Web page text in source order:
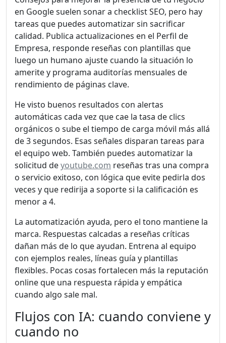
en Google suelen sonar a checklist SEO, pero hay
tareas que puedes automatizar sin sacrificar
calidad. Publica actualizaciones en el Perfil de
Empresa, responde reseñas con plantillas que
luego un humano ajuste cuando la situación lo
amerite y programa auditorías mensuales de
rendimiento de páginas clave.
He visto buenos resultados con alertas
automáticas cada vez que cae la tasa de clics
orgánicos o sube el tiempo de carga móvil más allá
de 3 segundos. Esas señales disparan tareas para
el equipo web. También puedes automatizar la
solicitud deyoutube.com reseñas tras una compra
o servicio exitoso, con lógica que evite pedirla dos
veces y que redirija a soporte si la calificación es
menor a 4.
La automatización ayuda, pero el tono mantiene la
marca. Respuestas calcadas a reseñas críticas
dañan más de lo que ayudan. Entrena al equipo
con ejemplos reales, líneas guía y plantillas
flexibles. Pocas cosas fortalecen más la reputación
online que una respuesta rápida y empática
cuando algo sale mal.
Flujos con IA: cuando conviene y
cuando no